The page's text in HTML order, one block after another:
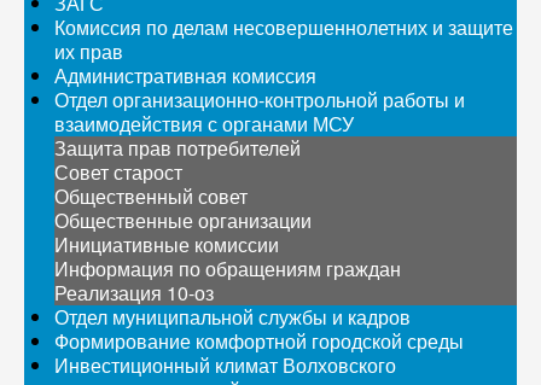
Комиссия по делам несовершеннолетних и защите
их прав
Административная комиссия
Отдел организационно-контрольной работы и
взаимодействия с органами МСУ
Защита прав потребителей
Совет старост
Общественный совет
Общественные организации
Инициативные комиссии
Информация по обращениям граждан
Реализация 10-оз
Отдел муниципальной службы и кадров
Формирование комфортной городской среды
Инвестиционный климат Волховского